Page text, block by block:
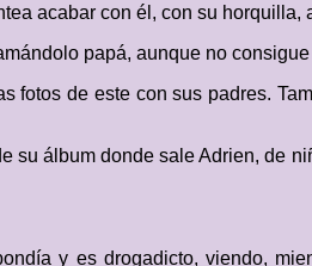
acabar con él, con su
papá, aunque no
fotos de este con sus padres.
su álbum donde sale Adrien, de
y es drogadicto, viendo,